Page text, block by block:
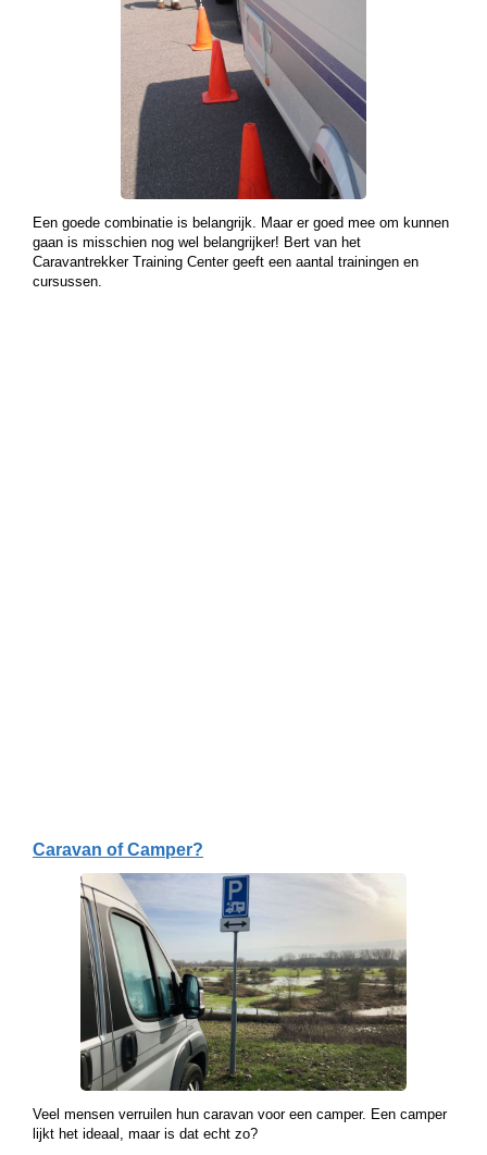
Een goede combinatie is belangrijk. Maar er goed mee om kunnen
gaan is misschien nog wel belangrijker! Bert van het
Caravantrekker Training Center geeft een aantal trainingen en
cursussen.
Caravan of Camper?
Veel mensen verruilen hun caravan voor een camper. Een camper
lijkt het ideaal, maar is dat echt zo?